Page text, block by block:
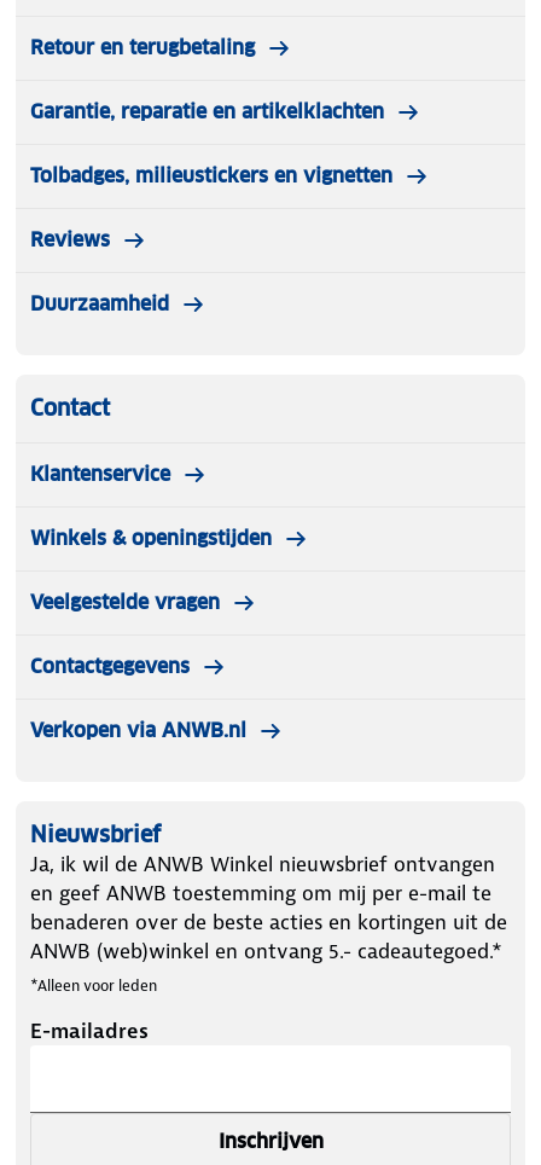
Retour en terugbetaling
Garantie, reparatie en artikelklachten
Tolbadges, milieustickers en vignetten
Reviews
Duurzaamheid
Contact
Klantenservice
Winkels & openingstijden
Veelgestelde vragen
Contactgegevens
Verkopen via ANWB.nl
Nieuwsbrief
Ja, ik wil de ANWB Winkel nieuwsbrief ontvangen
en geef ANWB toestemming om mij per e-mail te
benaderen over de beste acties en kortingen uit de
ANWB (web)winkel en ontvang 5.- cadeautegoed.*
*Alleen voor leden
E-mailadres
Inschrijven